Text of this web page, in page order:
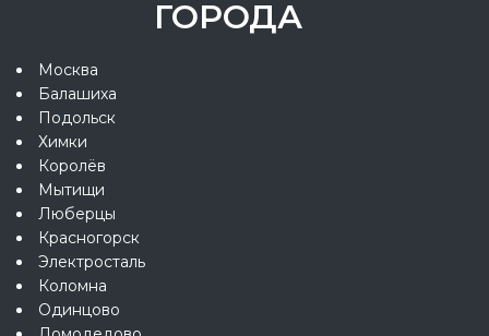
ГОРОДА
Москва
Балашиха
Подольск
Химки
Королёв
Мытищи
Люберцы
Красногорск
Электросталь
Коломна
Одинцово